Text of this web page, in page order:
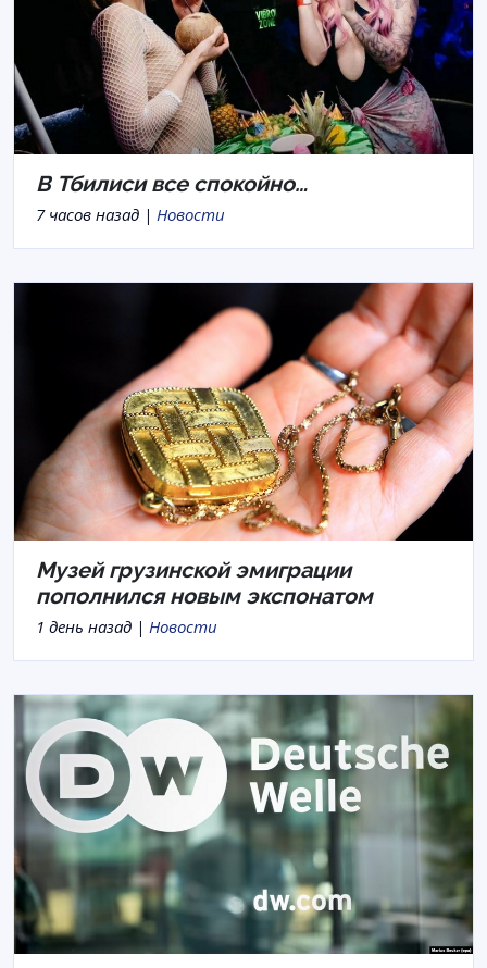
В Тбилиси все спокойно…
7 часов назад | Новости
Музей грузинской эмиграции
пополнился новым экспонатом
1 день назад | Новости